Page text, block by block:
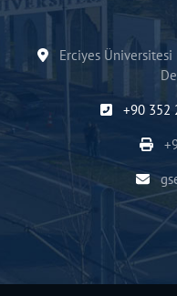
Erciyes Üniversitesi
+90 352